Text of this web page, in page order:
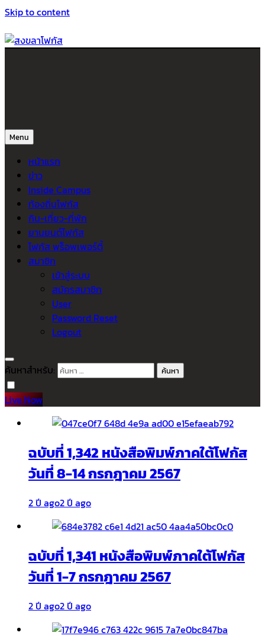
Skip to content
Menu
หน้าแรก
ข่าว
Inside Campus
ท้องถิ่นโฟกัส
กิน-เที่ยว-ที่พัก
ยานยนต์โฟกัส
โฟกัส พร็อพเพอร์ตี้
สมาชิก
เข้าสู่ระบบ
สมัครสมาชิก
User
Password Reset
Logout
ค้นหาสำหรับ:
Live Now
ฉบับที่ 1,342 หนังสือพิมพ์ภาคใต้โฟกัส
วันที่ 8-14 กรกฎาคม 2567
2 ปี ago2 ปี ago
ฉบับที่ 1,341 หนังสือพิมพ์ภาคใต้โฟกัส
วันที่ 1-7 กรกฎาคม 2567
2 ปี ago2 ปี ago